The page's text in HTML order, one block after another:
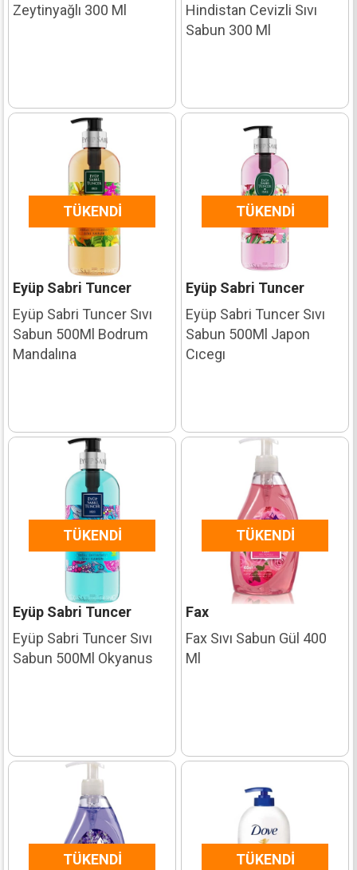
Zeytinyağlı 300 Ml
Hindistan Cevizli Sıvı
Sabun 300 Ml
TÜKENDI
Eyüp Sabri Tuncer
Eyüp Sabri Tuncer Sıvı
Sabun 500Ml Bodrum
Mandalına
TÜKENDI
Eyüp Sabri Tuncer
Eyüp Sabri Tuncer Sıvı
Sabun 500Ml Japon
Cıcegı
TÜKENDI
Eyüp Sabri Tuncer
Eyüp Sabri Tuncer Sıvı
Sabun 500Ml Okyanus
TÜKENDI
Fax
Fax Sıvı Sabun Gül 400
Ml
TÜKENDI TÜKENDI